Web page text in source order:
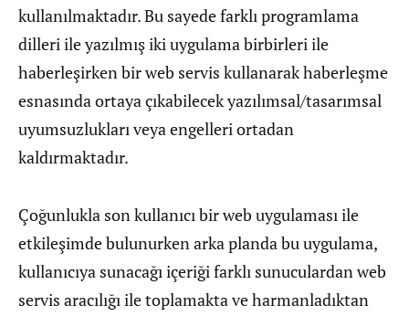
kullanılmaktadır. Bu sayede farklı programlama
dilleri ile yazılmış iki uygulama birbirleri ile
haberleşirken bir web servis kullanarak haberleşme
esnasında ortaya çıkabilecek yazılımsal/tasarımsal
uyumsuzlukları veya engelleri ortadan
kaldırmaktadır.
Çoğunlukla son kullanıcı bir web uygulaması ile
etkileşimde bulunurken arka planda bu uygulama,
kullanıcıya sunacağı içeriği farklı sunuculardan web
servis aracılığı ile toplamakta ve harmanladıktan